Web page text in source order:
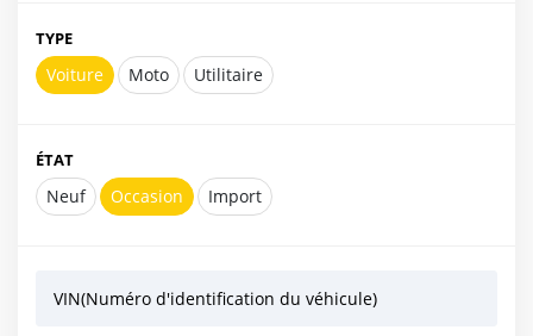
TYPE
Voiture Moto Utilitaire
ÉTAT
Neuf Occasion Import
VIN(Numéro d'identification du véhicule)